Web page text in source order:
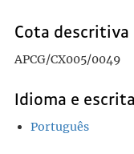
Cota descritiva
APCG/CX005/0049
Idioma e escrita
Português